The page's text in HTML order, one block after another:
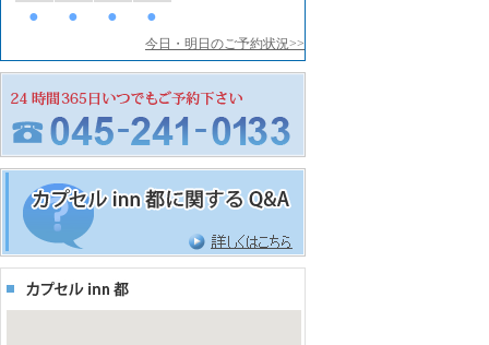
● ● ● ●
今日・明日のご予約状況>>